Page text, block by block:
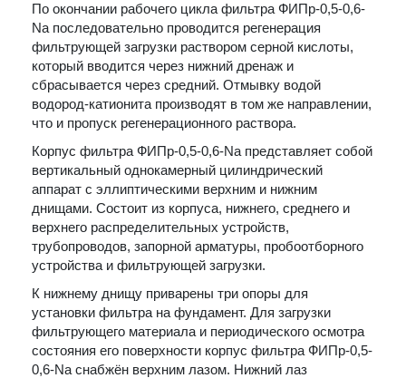
По окончании рабочего цикла фильтра ФИПр-0,5-0,6-
Na последовательно проводится регенерация
фильтрующей загрузки раствором серной кислоты,
который вводится через нижний дренаж и
сбрасывается через средний. Отмывку водой
водород-катионита производят в том же направлении,
что и пропуск регенерационного раствора.
Корпус фильтра ФИПр-0,5-0,6-Na представляет собой
вертикальный однокамерный цилиндрический
аппарат с эллиптическими верхним и нижним
днищами. Состоит из корпуса, нижнего, среднего и
верхнего распределительных устройств,
трубопроводов, запорной арматуры, пробоотборного
устройства и фильтрующей загрузки.
К нижнему днищу приварены три опоры для
установки фильтра на фундамент. Для загрузки
фильтрующего материала и периодического осмотра
состояния его поверхности корпус фильтра ФИПр-0,5-
0,6-Na снабжён верхним лазом. Нижний лаз